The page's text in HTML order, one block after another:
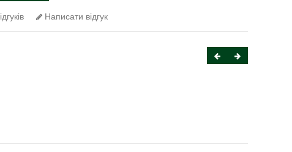
Написати відгук